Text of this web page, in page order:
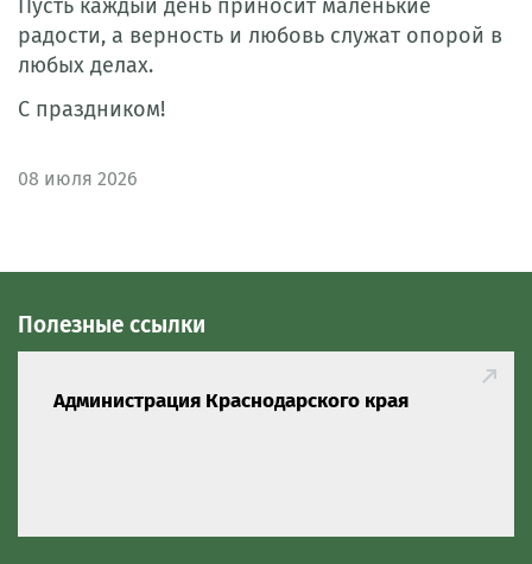
Пусть каждый день приносит маленькие
радости, а верность и любовь служат опорой в
любых делах.
С праздником!
08 июля 2026
Полезные ссылки
Администрация Краснодарского края